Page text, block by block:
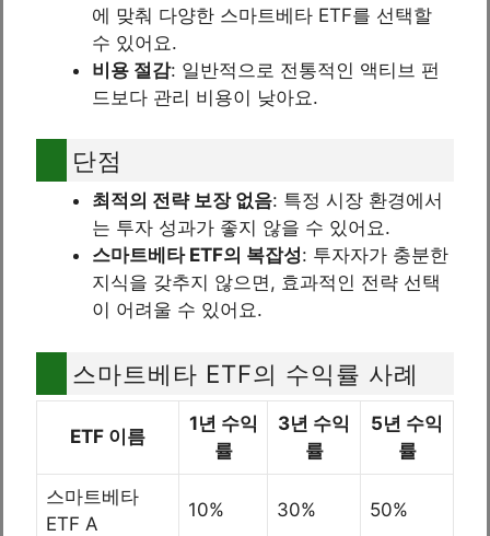
에 맞춰 다양한 스마트베타 ETF를 선택할
수 있어요.
비용 절감: 일반적으로 전통적인 액티브 펀
드보다 관리 비용이 낮아요.
단점
최적의 전략 보장 없음: 특정 시장 환경에서
는 투자 성과가 좋지 않을 수 있어요.
스마트베타 ETF의 복잡성: 투자자가 충분한
지식을 갖추지 않으면, 효과적인 전략 선택
이 어려울 수 있어요.
스마트베타 ETF의 수익률 사례
ETF 이름
1년 수익
률
3년 수익
률
5년 수익
률
스마트베타
ETF A
10% 30% 50%